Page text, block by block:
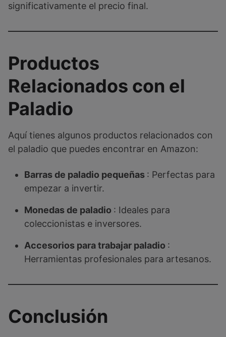
significativamente el precio final.
Productos
Relacionados con el
Paladio
Aquí tienes algunos productos relacionados con
el paladio que puedes encontrar en Amazon:
Barras de paladio pequeñas : Perfectas para
empezar a invertir.
Monedas de paladio : Ideales para
coleccionistas e inversores.
Accesorios para trabajar paladio :
Herramientas profesionales para artesanos.
Conclusión